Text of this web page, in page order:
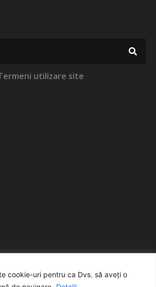
cookie-uri pentru ca Dvs. să aveți o
utilizare site